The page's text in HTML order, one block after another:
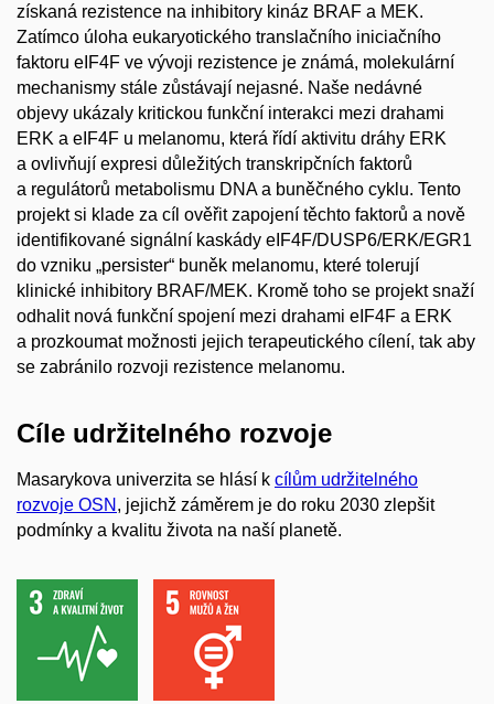
získaná rezistence na inhibitory kináz BRAF a MEK.
Zatímco úloha eukaryotického translačního iniciačního
faktoru eIF4F ve vývoji rezistence je známá, molekulární
mechanismy stále zůstávají nejasné. Naše nedávné
objevy ukázaly kritickou funkční interakci mezi drahami
ERK a eIF4F u melanomu, která řídí aktivitu dráhy ERK
a ovlivňují expresi důležitých transkripčních faktorů
a regulátorů metabolismu DNA a buněčného cyklu. Tento
projekt si klade za cíl ověřit zapojení těchto faktorů a nově
identifikované signální kaskády eIF4F/DUSP6/ERK/EGR1
do vzniku „persister“ buněk melanomu, které tolerují
klinické inhibitory BRAF/MEK. Kromě toho se projekt snaží
odhalit nová funkční spojení mezi drahami eIF4F a ERK
a prozkoumat možnosti jejich terapeutického cílení, tak aby
se zabránilo rozvoji rezistence melanomu.
Cíle udržitelného rozvoje
Masarykova univerzita se hlásí k cílům udržitelného
rozvoje OSN , jejichž záměrem je do roku 2030 zlepšit
podmínky a kvalitu života na naší planetě.